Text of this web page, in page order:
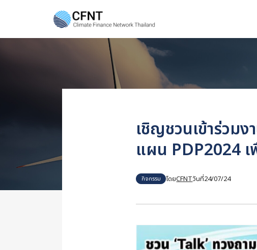
เชิญชวนเข้าร่วม
แผน PDP2024 เ
กิจกรรม โดยCFNTวันที่24/07/24